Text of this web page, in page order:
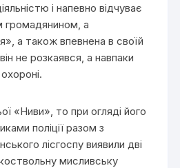
і напевно відчуває
громадянином, а
а також впевнена в своїй
не розкаявся, а навпаки
«Ниви», то при огляді його
поліції разом з
лісгоспу виявили дві
мисливську